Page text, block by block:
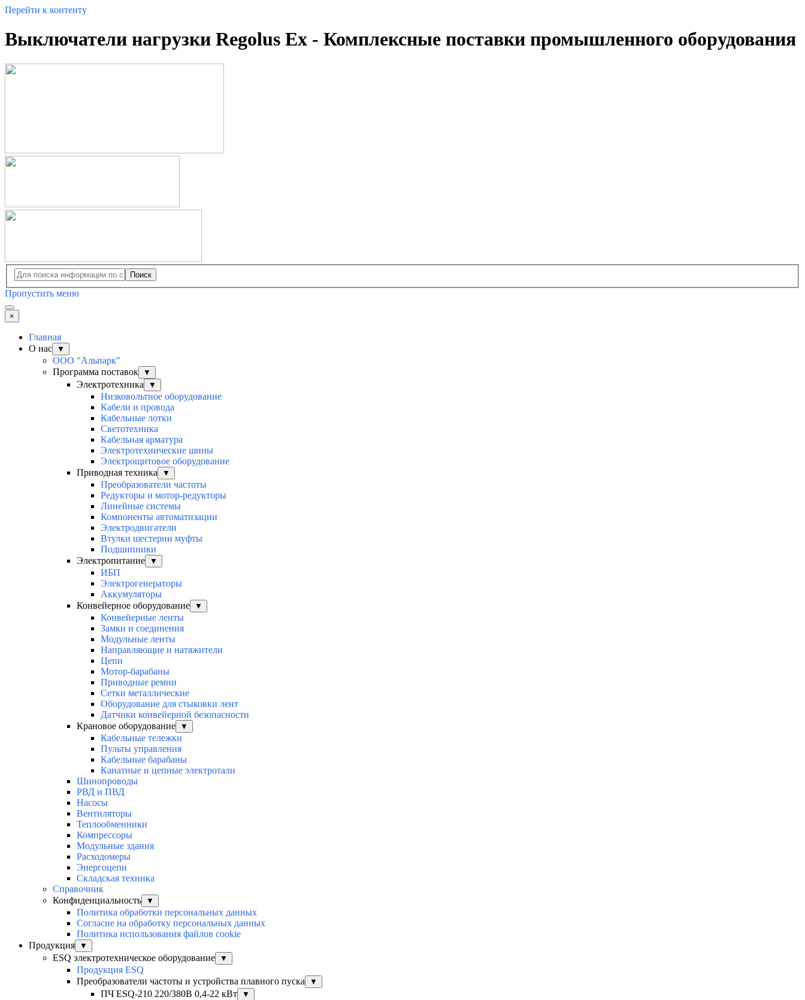
Перейти к контенту
Выключатели нагрузки Regolus Ex - Комплексные поставки промышленного оборудования
Поиск
Пропустить меню
×
Главная
О нас
▼
ООО "Альпарк"
Программа поставок
▼
Электротехника ▼
Низковольтное оборудование
Кабели и провода
Кабельные лотки
Светотехника
Кабельная арматура
Электротехнические шины
Электрощитовое оборудование
Приводная техника
▼
Преобразователи частоты
Редукторы и мотор-редукторы
Линейные системы
Компоненты автоматизации
Электродвигатели
Втулки шестерни муфты
Подшипники
Электропитание
▼
ИБП
Электрогенераторы
Аккумуляторы
Конвейерное оборудование
▼
Конвейерные ленты
Замки и соединения
Модульные ленты
Направляющие и натяжители
Цепи
Мотор-барабаны
Приводные ремни
Сетки металлические
Оборудование для стыковки лент
Датчики конвейерной безопасности
Крановое оборудование
▼
Кабельные тележки
Пульты управления
Кабельные барабаны
Канатные и цепные электротали
Шинопроводы
РВД и ПВД
Насосы
Вентиляторы
Теплообменники
Компрессоры
Модульные здания
Расходомеры
Энергоцепи
Складская техника
Справочник
Конфиденциальность
▼
Политика обработки персональных данных
Согласие на обработку персональных данных
Политика использования файлов cookie
Продукция
▼
ESQ электротехническое оборудование ▼
Продукция ESQ
Преобразователи частоты и устройства плавного пуска
▼
ПЧ ESQ-210 220/380В 0,4-22 кВт ▼